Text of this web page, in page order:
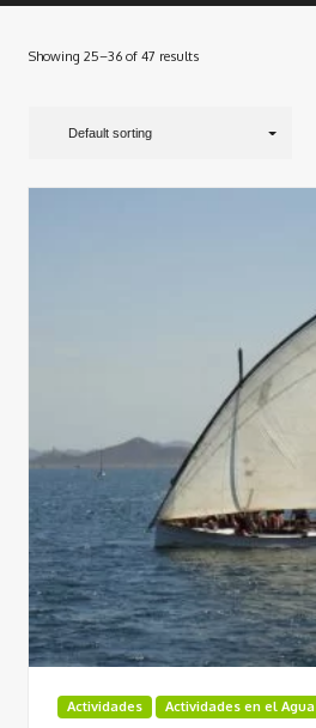
Showing 25–36 of 47 results
Default sorting
Actividades Actividades en el Agua